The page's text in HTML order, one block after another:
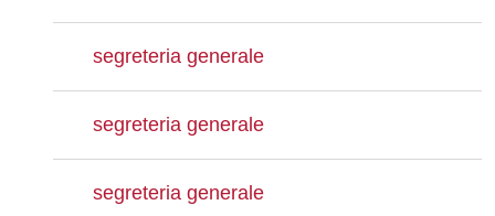
segreteria generale
segreteria generale
segreteria generale